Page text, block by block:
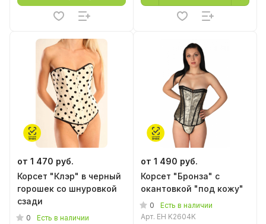
от 1 470 руб.
Корсет "Клэр" в черный
горошек со шнуровкой
сзади
0
Есть в наличии
от 1 490 руб.
Корсет "Бронза" с
окантовкой "под кожу"
0
Есть в наличии
Арт. EH K2604K